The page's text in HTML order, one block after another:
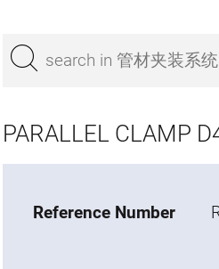
PARALLEL CLAMP
Reference Number